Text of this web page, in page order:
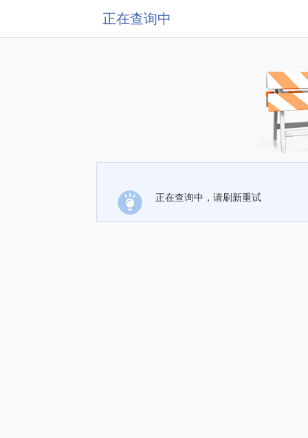
正在查询中
正在查询中，请刷新重试